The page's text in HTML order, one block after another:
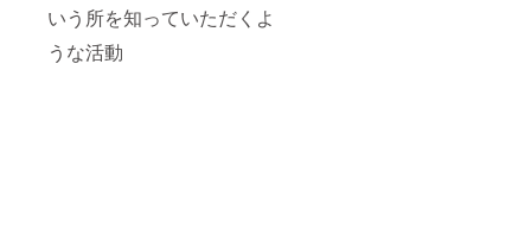
いう所を知っていただくよ
うな活動